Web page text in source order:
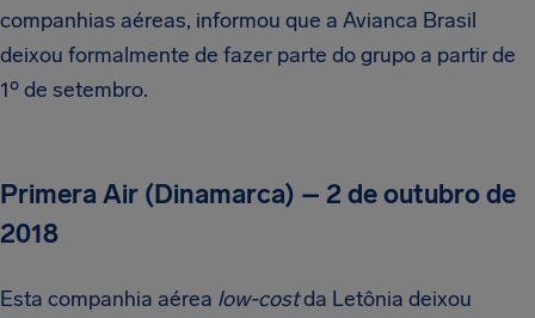
companhias aéreas, informou que a Avianca Brasil
deixou formalmente de fazer parte do grupo a partir de
1º de setembro.
Primera Air (Dinamarca) – 2 de outubro de
2018
Esta companhia aérea low-costda Letônia deixou